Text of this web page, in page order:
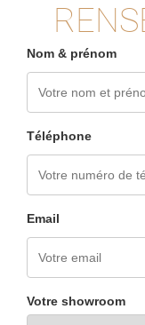
Nom & prénom
Téléphone
Email
Votre showroom